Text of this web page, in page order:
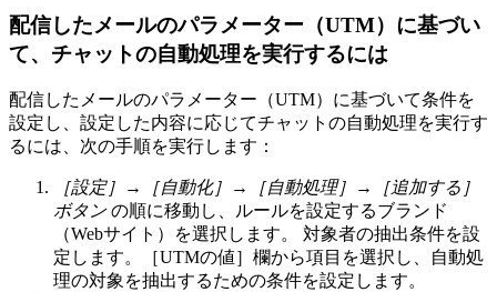
配信したメールのパラメーター（UTM）に基づい
て、チャットの自動処理を実行するには
配信したメールのパラメーター（UTM）に基づいて条件を
設定し、設定した内容に応じてチャットの自動処理を実行す
るには、次の手順を実行します：
［設定］→［自動化］→［自動処理］→［追加する］
ボタンの順に移動し、ルールを設定するブランド
（Webサイト）を選択します。 対象者の抽出条件を設
定します。［UTMの値］欄から項目を選択し、自動処
理の対象を抽出するための条件を設定します。